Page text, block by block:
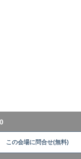
この会場に問合せ(無料)